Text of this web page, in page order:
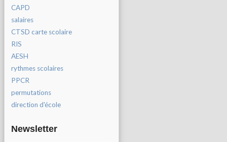
CAPD
salaires
CTSD carte scolaire
RIS
AESH
rythmes scolaires
PPCR
permutations
direction d'école
Newsletter